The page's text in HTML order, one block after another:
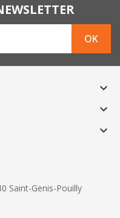



Saint-Genis-Pouilly